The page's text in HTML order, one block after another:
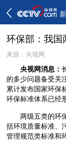
环保部：我国
来源：央视网
央视网消息：
的多少问题备受关
累计发布国家环保
环保标准体系已经
两级五类的环保
括环境质量标准、
管理规范类标准和